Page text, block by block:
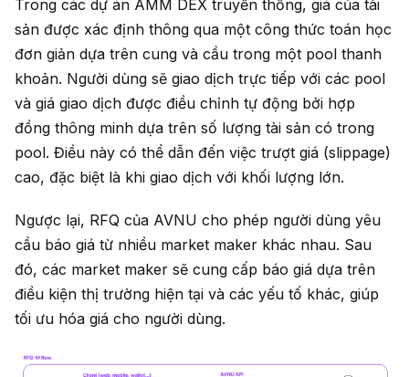
Trong các dự án AMM DEX truyền thống, giá của tài
sản được xác định thông qua một công thức toán học
đơn giản dựa trên cung và cầu trong một pool thanh
khoản. Người dùng sẽ giao dịch trực tiếp với các pool
và giá giao dịch được điều chỉnh tự động bởi hợp
đồng thông minh dựa trên số lượng tài sản có trong
pool. Điều này có thể dẫn đến việc trượt giá (slippage)
cao, đặc biệt là khi giao dịch với khối lượng lớn.
Ngược lại, RFQ của AVNU cho phép người dùng yêu
cầu báo giá từ nhiều market maker khác nhau. Sau
đó, các market maker sẽ cung cấp báo giá dựa trên
điều kiện thị trường hiện tại và các yếu tố khác, giúp
tối ưu hóa giá cho người dùng.